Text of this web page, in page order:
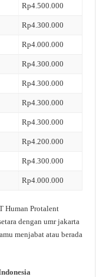
Rp4.500.000
Rp4.300.000
Rp4.000.000
Rp4.300.000
Rp4.300.000
Rp4.300.000
Rp4.300.000
Rp4.200.000
Rp4.300.000
Rp4.000.000
Human Protalent
dengan umr jakarta
menjabat atau berada